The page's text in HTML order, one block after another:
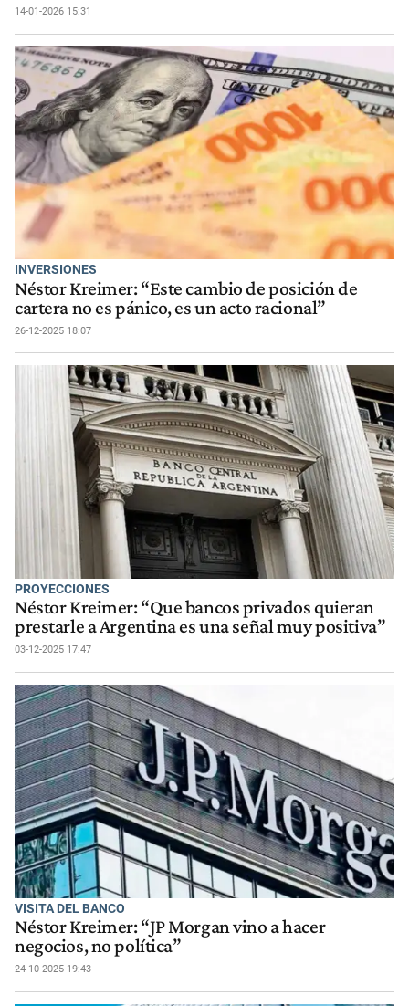
14-01-2026 15:31
INVERSIONES
Néstor Kreimer: “Este cambio de posición de
cartera no es pánico, es un acto racional”
26-12-2025 18:07
PROYECCIONES
Néstor Kreimer: “Que bancos privados quieran
prestarle a Argentina es una señal muy positiva”
03-12-2025 17:47
VISITA DEL BANCO
Néstor Kreimer: “JP Morgan vino a hacer
negocios, no política”
24-10-2025 19:43